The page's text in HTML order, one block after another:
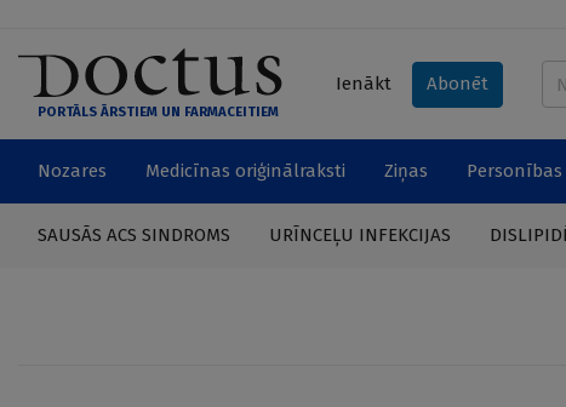
PORTĀLS ĀRSTIEM UN FARMACEITIEM
Ienākt Abonēt
Nozares Medicīnas oriģinālraksti Ziņas
SAUSĀS ACS SINDROMS URĪNCEĻU INFEKCIJAS